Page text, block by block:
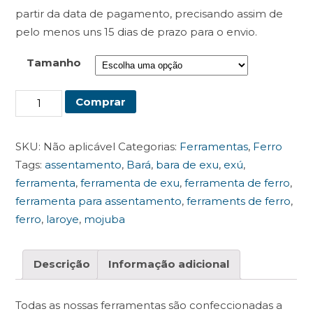
partir da data de pagamento, precisando assim de
pelo menos uns 15 dias de prazo para o envio.
Tamanho
2
Comprar
SKU: Não aplicável Categorias: Ferramentas, Ferro
Tags:assentamento, Bará, bara de exu, exú,
ferramenta,ferramenta de exu,ferramenta de ferro,
ferramenta para assentamento,ferraments de ferro,
ferro, laroye, mojuba
Descrição Informação adicional
Todas as nossas ferramentas são confeccionadas a